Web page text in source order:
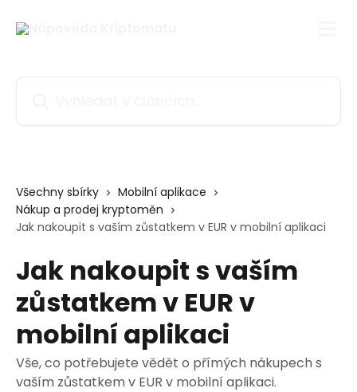
Všechny sbírky
Mobilní aplikace
Nákup a prodej kryptoměn
Jak nakoupit s vaším zůstatkem v EUR v mobilní aplikaci
Jak nakoupit s vaším
zůstatkem v EUR v
mobilní aplikaci
Vše, co potřebujete vědět o přímých nákupech s
vaším zůstatkem v EUR v mobilní aplikaci.